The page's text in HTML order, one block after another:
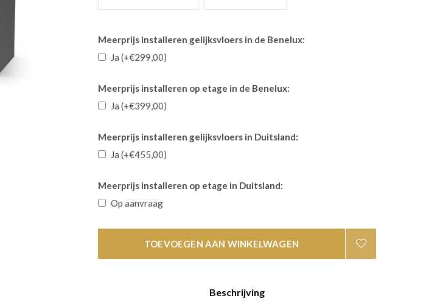
Meerprijs installeren gelijksvloers in de Benelux:
Ja (+€299,00)
Meerprijs installeren op etage in de Benelux:
Ja (+€399,00)
Meerprijs installeren gelijksvloers in Duitsland:
Ja (+€455,00)
Meerprijs installeren op etage in Duitsland:
Op aanvraag
TOEVOEGEN AAN WINKELWAGEN
Beschrijving